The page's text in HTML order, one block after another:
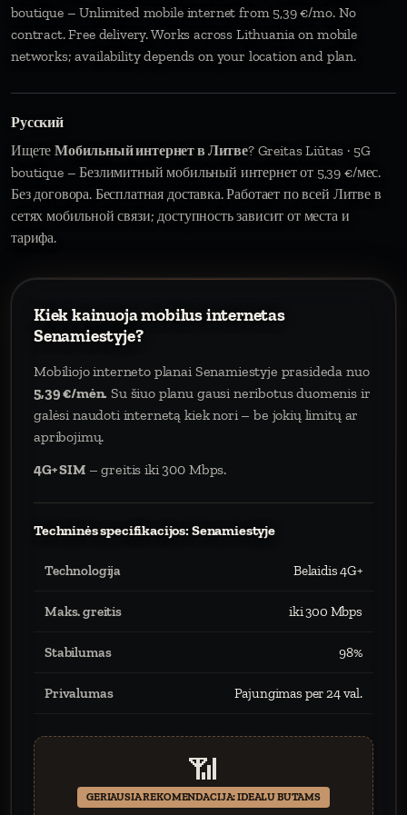
boutique – Unlimited mobile internet from 5,39 €/mo. No
contract. Free delivery. Works across Lithuania on mobile
networks; availability depends on your location and plan.
Русский
ИщетеМобильный интернет в Литве? Greitas Liūtas · 5G
boutique – Безлимитный мобильный интернет от 5,39 €/мес.
Без договора. Бесплатная доставка. Работает по всей Литве в
сетях мобильной связи; доступность зависит от места и
тарифа.
Kiek kainuoja mobilus internetas
Senamiestyje?
Mobiliojo interneto planai Senamiestyje prasideda nuo
5,39 €/mėn. Su šiuo planu gausi neribotus duomenis ir
galėsi naudoti internetą kiek nori – be jokių limitų ar
apribojimų.
4G+ SIM– greitis iki 300 Mbps.
Techninės specifikacijos: Senamiestyje
Technologija Belaidis 4G+
Maks. greitis iki 300 Mbps
Stabilumas 98%
Privalumas Pajungimas per 24 val.
📶
GERIAUSIA REKOMENDACIJA: IDEALU BUTAMS